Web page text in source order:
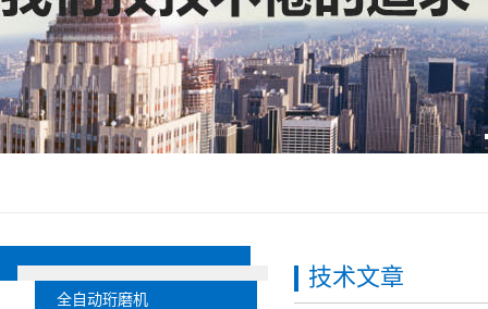
全自动珩磨机
技术文章